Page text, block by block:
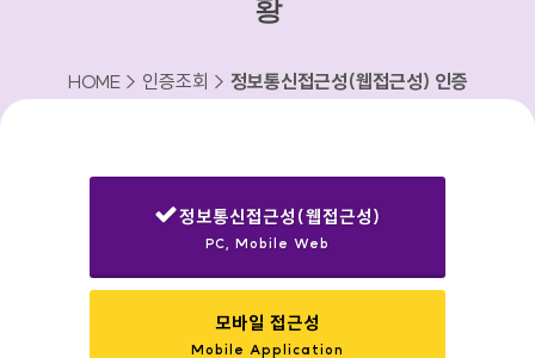
황
HOME > 인증조회 > 정보통신접근성(웹접근성) 인증
정보통신접근성(웹접근성)
PC, Mobile Web
모바일 접근성
Mobile Application